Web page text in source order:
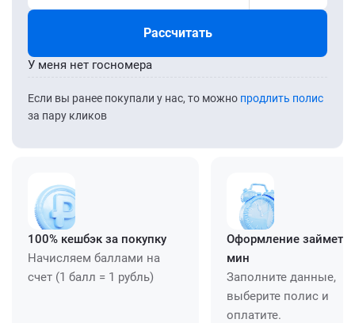
Рассчитать
Если вы ранее покупали у нас, то можно продлить полис
за пару кликов
У меня нет госномера
100% кешбэк за покупку
Начисляем баллами на
счет (1 балл = 1 рубль)
Оформление займет
мин
Заполните данные,
выберите полис и
оплатите.